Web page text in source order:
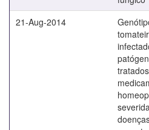
21-Aug-2014